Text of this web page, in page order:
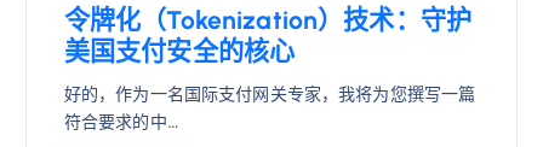
令牌化（Tokenization）技术：守护
美国支付安全的核心
好的，作为一名国际支付网关专家，我将为您撰写一篇
符合要求的中…